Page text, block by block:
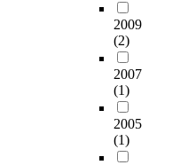
2009
(2)
2007
(1)
2005
(1)